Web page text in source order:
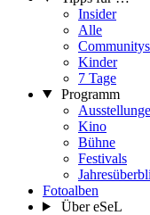
Insider
Alle
Communitys
Kinder
7 Tage
Programm
Kino
Bühne
Festivals
Fotoalben
Über eSeL